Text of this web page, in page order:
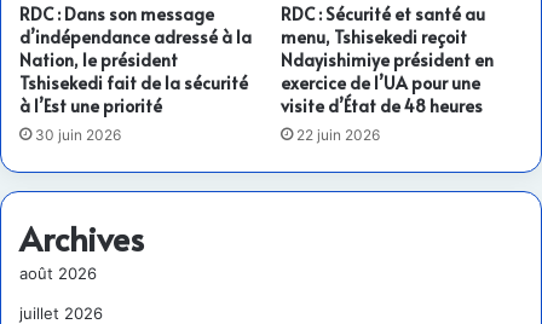
RDC : Dans son message
d’indépendance adressé à la
Nation, le président
Tshisekedi fait de la sécurité
à l’Est une priorité
30 juin 2026
RDC : Sécurité et santé au
menu, Tshisekedi reçoit
Ndayishimiye président en
exercice de l’UA pour une
visite d’État de 48 heures
22 juin 2026
Archives
août 2026
juillet 2026